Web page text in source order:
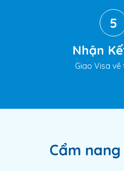
5
Nhận
Giao Visa
Cẩm